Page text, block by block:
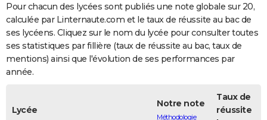
COPAINS D'AVANT
S'inscrire
Se connecter
Lycées
Collèges
Primaires
Universités
Entreprises
Service militaire
Avis de recherche
AVIS DE DÉCÈS
FORUM
Pour chacun des lycées sont publiés une note globale sur 20,
calculée par Linternaute.com et le taux de réussite au bac de
ses lycéens. Cliquez sur le nom du lycée pour consulter toutes
ses statistiques par fillière (taux de réussite au bac, taux de
mentions) ainsi que l'évolution de ses performances par
année.
Lycée
Notre note
Méthodologie
Taux de
réussite